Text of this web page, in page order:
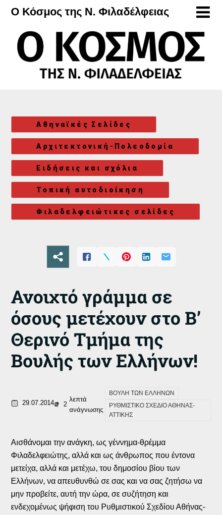
Μετάβαση
περιεχόμενο
Ο Κόσμος της Ν. Φιλαδέλφειας
Αθηναϊκές Σελίδες
Αρχιτεκτονική-Πολεοδομία
Ειδήσεις και σχόλια
Τοπική αυτοδιοίκηση
Φιλαδελφειώτικες σελίδες
Ανοιχτό γράμμα σε
όσους μετέχουν στο Β’
Θερινό Τμήμα της
Βουλής των Ελλήνων!
29.07.2014 2
λεπτά
ανάγνωσης
ΒΟΥΛΗ ΤΩΝ ΕΛΛΗΝΩΝ
ΡΥΘΜΙΣΤΙΚΟ ΣΧΕΔΙΟ ΑΘΗΝΑΣ-
ΑΤΤΙΚΗΣ
Αισθάνομαι την ανάγκη, ως γέννημα-θρέμμα
Φιλαδελφειώτης, αλλά και ως άνθρωπος που έντονα
μετείχα, αλλά και μετέχω, του δημοσίου βίου των
Ελλήνων, να απευθυνθώ σε σας και να σας ζητήσω να
μην προβείτε, αυτή την ώρα, σε συζήτηση και
ενδεχομένως ψήφιση του Ρυθμιστικού Σχεδίου Αθήνας-